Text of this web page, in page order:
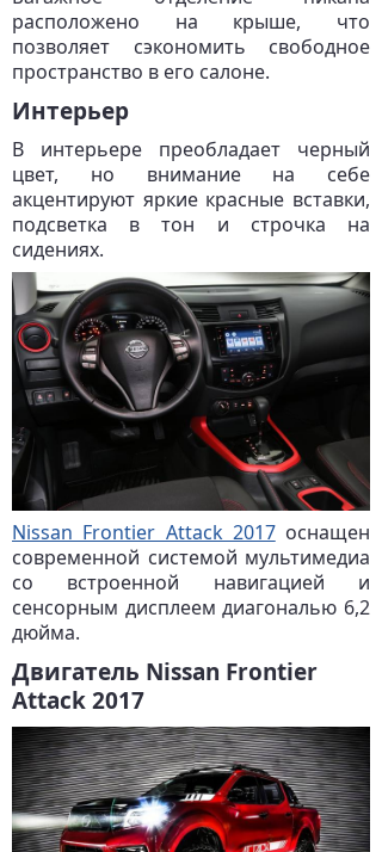
расположено на крыше, что
позволяет сэкономить свободное
пространство в его салоне.
Интерьер
В интерьере преобладает черный
цвет, но внимание на себе
акцентируют яркие красные вставки,
подсветка в тон и строчка на
сидениях.
Nissan Frontier Attack 2017оснащен
современной системой мультимедиа
со встроенной навигацией и
сенсорным дисплеем диагональю 6,2
дюйма.
Двигатель Nissan Frontier
Attack 2017